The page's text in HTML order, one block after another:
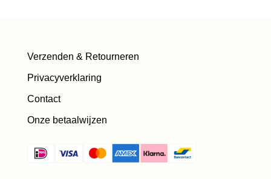
Verzenden & Retourneren
Privacyverklaring
Contact
Onze betaalwijzen